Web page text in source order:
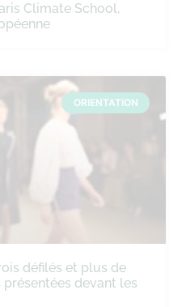
Climate School,
ORIENTATION
défilés et plus de
devant les